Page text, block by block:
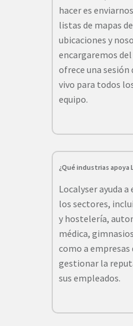
hacer es
listas de mapas
ubicaciones y
encargaremos
ofrece una sesión
vivo para todos
equipo.
¿Qué industrias apoya
Localyser ayuda
los sectores,
y hostelería,
médica,
como a empresas
gestionar la
sus empleados.